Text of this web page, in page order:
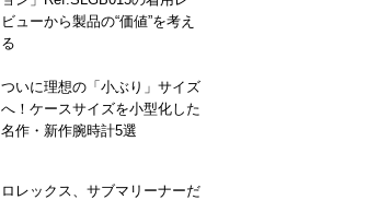
ビューから製品の“価値”を考え
る
ついに理想の「小ぶり」サイズ
へ！ケースサイズを小型化した
名作・新作腕時計5選
ロレックス、サブマリーナーだ